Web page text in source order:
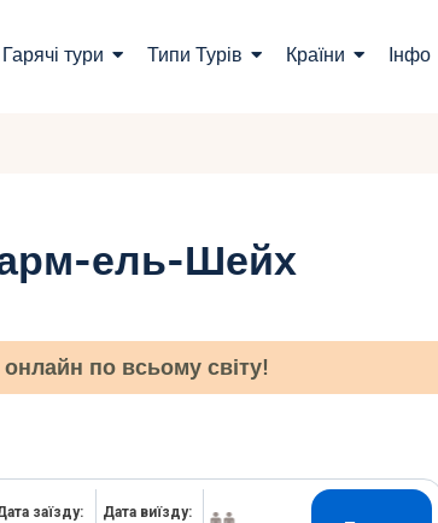
Гарячі тури Типи Турів Країни Інфо
ель-Шейх
по всьому світу!